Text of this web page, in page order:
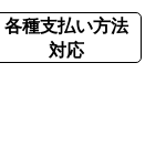
各種支払い方法
対応